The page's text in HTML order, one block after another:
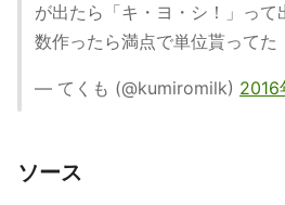
が出たら「キ・ヨ・シ！」って
数作ったら満点で単位貰ってた
— てくも (@kumiromilk) 2016
ソース